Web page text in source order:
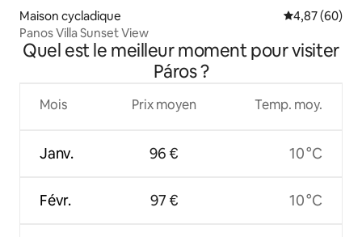
Maison cycladique Évaluation
4,87 (60)
Panos Villa Sunset View
Quel est le meilleur moment pour visiter
Páros ?
Mois
Janv.
Févr.
Prix moyen
96 €
97 €
Temp. moy.
10 °C
10 °C